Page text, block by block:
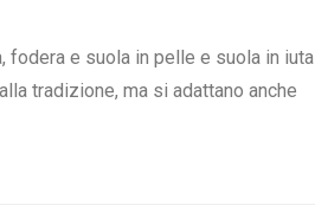
fodera e suola in pelle e suola in iuta
tradizione, ma si adattano anche